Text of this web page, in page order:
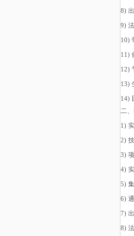
8)
9)
10)
11)
12)
13)
14)
二
1)
2)
3)
4)
5)
6)
7)
8)